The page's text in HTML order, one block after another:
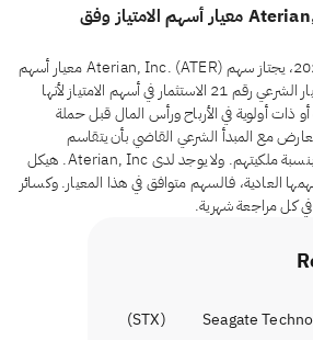
هل يجتاز Aterian, Inc. ATER معيار أسهم الامتياز وفق
نعم، اعتبارًا من أغسطس 2026، يجتاز سهم Aterian, Inc. (ATER) معيار أسهم
الامتياز وفق أيوفي. يحظر المعيار الشرعي رقم 21 الاستثمار في أسهم الامتياز لأنها
ذات أولوية في الأرباح ورأس المال قبل حملة
مع المبدأ الشرعي القاضي بأن يتقاسم
المستثمرون الربح والخسارة بنسبة ملكيتهم. ولا يوجد لدى Aterian, Inc. هيكل
العادية، فالسهم متوافق في هذا المعيار. وكسائر
كل مراجعة شهرية.
Seagate
(
STX
)